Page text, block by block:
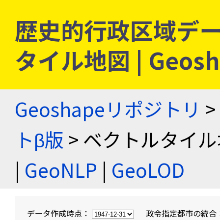
歴史的行政区域デ
タイル地図 |
Geoshapeリポジトリ >
トβ版 > ベクトルタイ
| GeoNLP | GeoLOD
データ作成時点： 政令指定都市の統